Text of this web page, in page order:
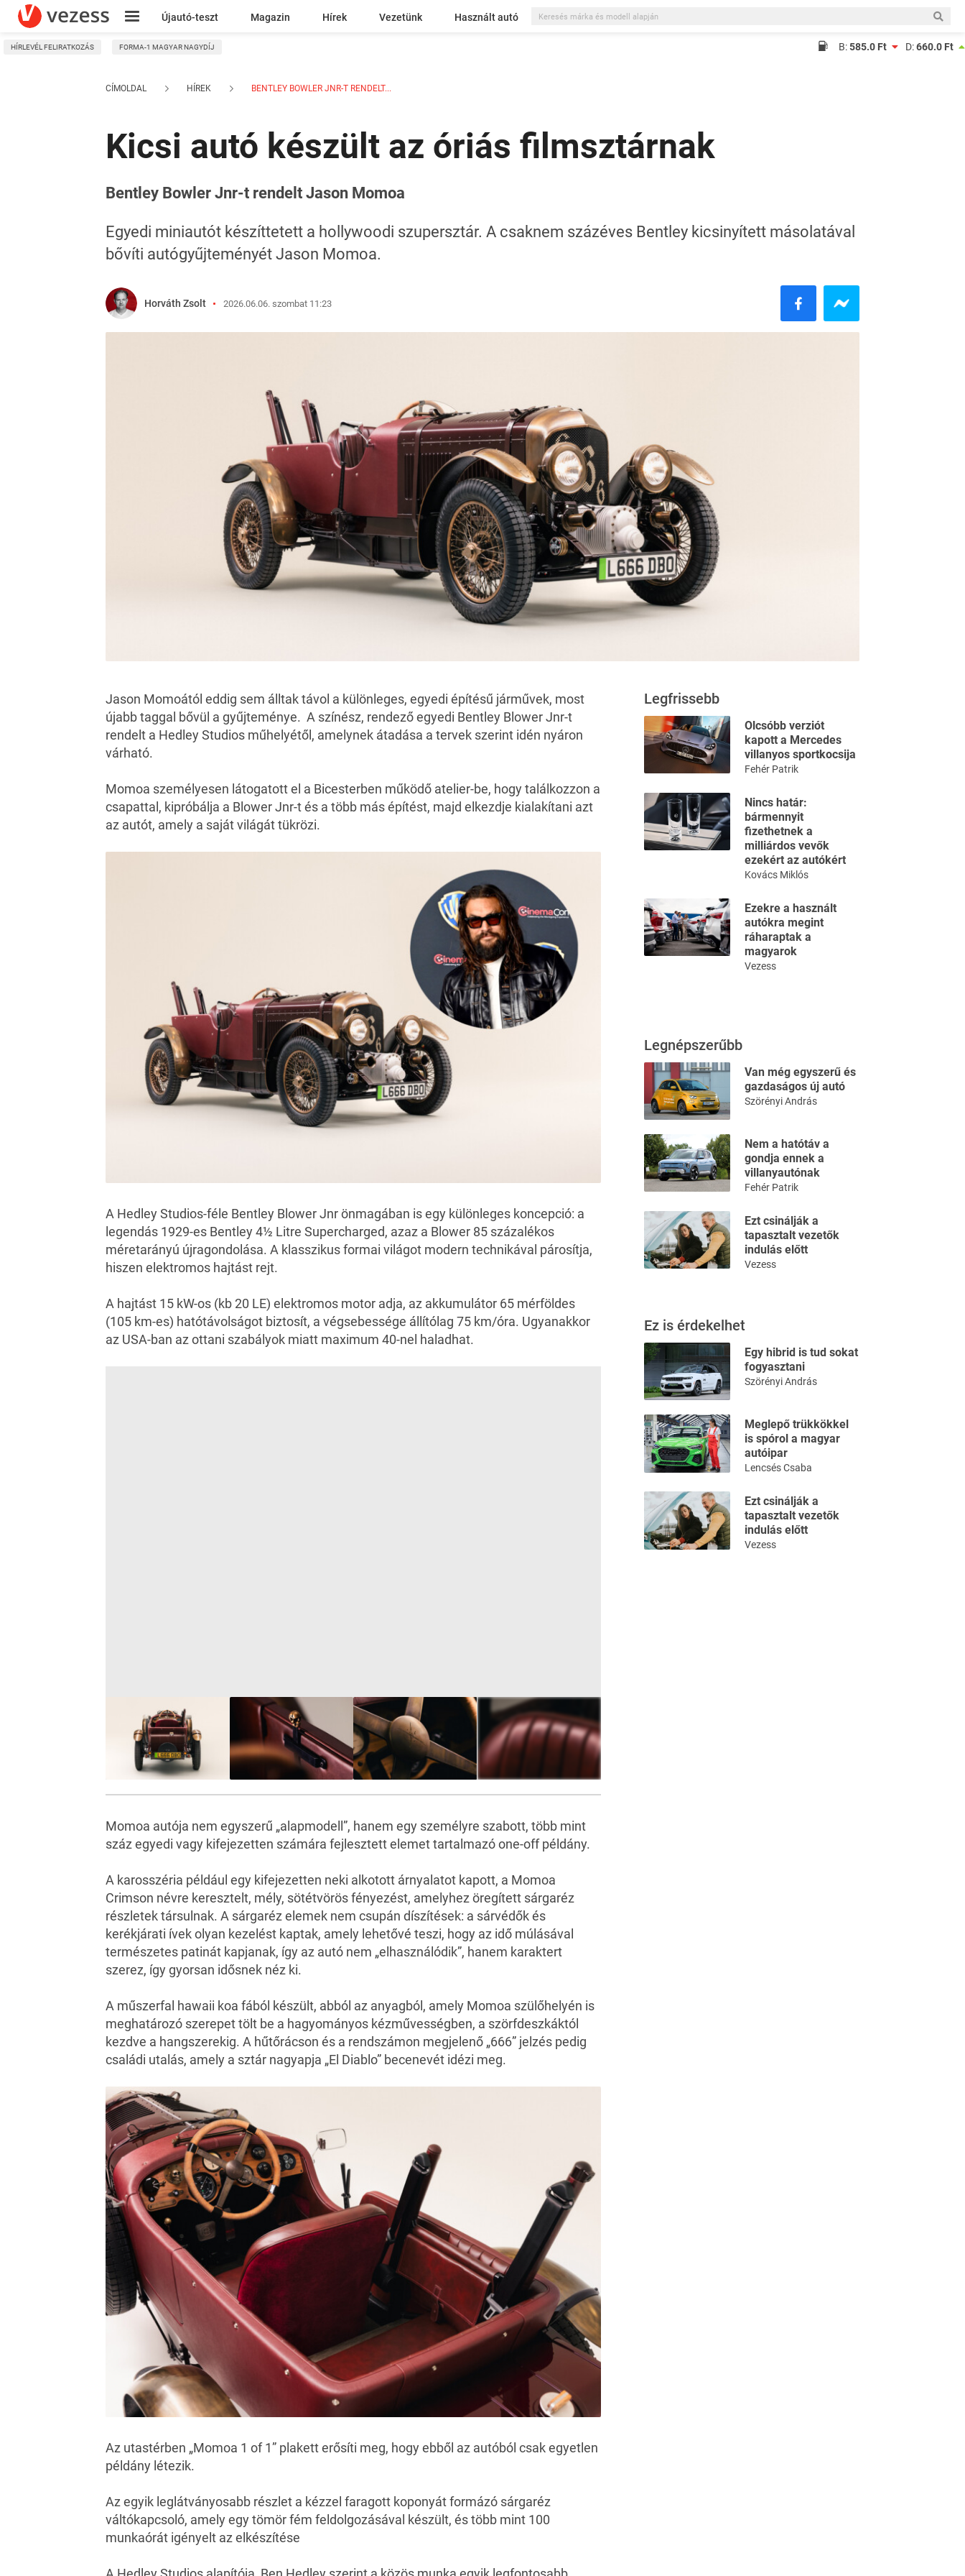
Újautó-teszt Magazin Hírek Vezetünk Használt autó
Kresz
HÍRLEVÉL FELIRATKOZÁS FORMA-1 MAGYAR NAGYDÍJ B:585.0 Ft D:660.0 Ft
CÍMOLDAL HÍREK BENTLEY BOWLER JNR-T RENDELT...
Kicsi autó készült az óriás filmsztárnak
Bentley Bowler Jnr-t rendelt Jason Momoa
Egyedi miniautót készíttetett a hollywoodi szupersztár. A csaknem százéves Bentley kicsinyített másolatával
bővíti autógyűjteményét Jason Momoa.
Horváth Zsolt 2026.06.06. szombat 11:23
Jason Momoától eddig sem álltak távol a különleges, egyedi építésű járművek, most
újabb taggal bővül a gyűjteménye. A színész, rendező egyedi Bentley Blower Jnr-t
rendelt a Hedley Studios műhelyétől, amelynek átadása a tervek szerint idén nyáron
várható.
Momoa személyesen látogatott el a Bicesterben működő atelier-be, hogy találkozzon a
csapattal, kipróbálja a Blower Jnr-t és a több más építést, majd elkezdje kialakítani azt
az autót, amely a saját világát tükrözi.
A Hedley Studios-féle Bentley Blower Jnr önmagában is egy különleges koncepció: a
legendás 1929-es Bentley 4½ Litre Supercharged, azaz a Blower 85 százalékos
méretarányú újragondolása. A klasszikus formai világot modern technikával párosítja,
hiszen elektromos hajtást rejt.
A hajtást 15 kW-os (kb 20 LE) elektromos motor adja, az akkumulátor 65 mérföldes
(105 km-es) hatótávolságot biztosít, a végsebessége állítólag 75 km/óra. Ugyanakkor
az USA-ban az ottani szabályok miatt maximum 40-nel haladhat.
Momoa autója nem egyszerű „alapmodell”, hanem egy személyre szabott, több mint
száz egyedi vagy kifejezetten számára fejlesztett elemet tartalmazó one-off példány.
A karosszéria például egy kifejezetten neki alkotott árnyalatot kapott, a Momoa
Crimson névre keresztelt, mély, sötétvörös fényezést, amelyhez öregített sárgaréz
részletek társulnak. A sárgaréz elemek nem csupán díszítések: a sárvédők és
kerékjárati ívek olyan kezelést kaptak, amely lehetővé teszi, hogy az idő múlásával
természetes patinát kapjanak, így az autó nem „elhasználódik”, hanem karaktert
szerez, így gyorsan idősnek néz ki.
A műszerfal hawaii koa fából készült, abból az anyagból, amely Momoa szülőhelyén is
meghatározó szerepet tölt be a hagyományos kézművességben, a szörfdeszkáktól
kezdve a hangszerekig. A hűtőrácson és a rendszámon megjelenő „666” jelzés pedig
családi utalás, amely a sztár nagyapja „El Diablo” becenevét idézi meg.
Az utastérben „Momoa 1 of 1” plakett erősíti meg, hogy ebből az autóból csak egyetlen
példány létezik.
Az egyik leglátványosabb részlet a kézzel faragott koponyát formázó sárgaréz
váltókapcsoló, amely egy tömör fém feldolgozásával készült, és több mint 100
munkaórát igényelt az elkészítése
Legfrissebb
Olcsóbb verziót
kapott a Mercedes
villanyos sportkocsija
Fehér Patrik
Nincs határ:
bármennyit
fizethetnek a
milliárdos vevők
ezekért az autókért
Kovács Miklós
Ezekre a használt
autókra megint
ráharaptak a
magyarok
Vezess
Legnépszerűbb
Van még egyszerű és
gazdaságos új autó
Szörényi András
Nem a hatótáv a
gondja ennek a
villanyautónak
Fehér Patrik
Ezt csinálják a
tapasztalt vezetők
indulás előtt
Vezess
Ez is érdekelhet
Egy hibrid is tud sokat
fogyasztani
Szörényi András
Meglepő trükkökkel
is spórol a magyar
autóipar
Lencsés Csaba
Ezt csinálják a
tapasztalt vezetők
indulás előtt
Vezess